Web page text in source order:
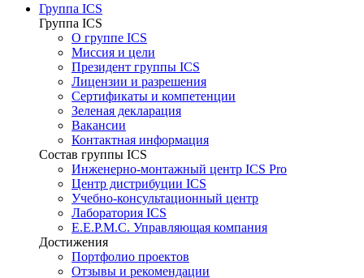
Группа ICS
Группа ICS
О группе ICS
Миссия и цели
Президент группы ICS
Лицензии и разрешения
Сертификаты и компетенции
Зеленая декларация
Вакансии
Контактная информация
Состав группы ICS
Инженерно-монтажный центр ICS Pro
Центр дистрибуции ICS
Учебно-консультационный центр
Лаборатория ICS
E.E.P.M.C. Управляющая компания
Достижения
Портфолио проектов
Отзывы и рекомендации